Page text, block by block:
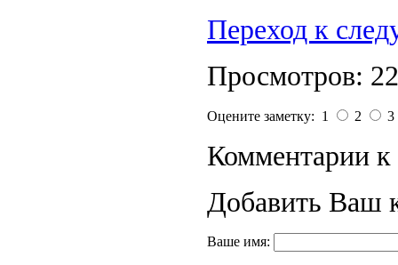
Переход к
Просмотров:
Оцените заметку: 1 2 3
Комментарии к
Добавить Ваш
Ваше имя: